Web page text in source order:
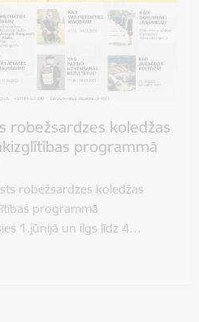
robežsardzes koledžas
programmā
robežsardzes koledžas
programmā
1.jūnijā un ilgs līdz 4…